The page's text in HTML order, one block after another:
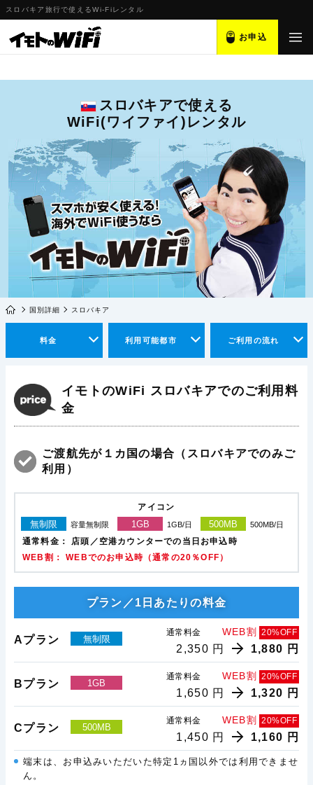
スロバキア旅行で使えるWi-Fiレンタル
お申込
スロバキアで使える
WiFi(ワイファイ)レンタル
国別詳細 スロバキア
料金 利用可能都市 ご利用の流れ
イモトのWiFi スロバキアでのご利用料
金
ご渡航先が１カ国の場合（スロバキアでのみご
利用）
アイコン
無制限 容量無制限 1GB 1GB/日 500MB 500MB/日
通常料金：
店頭／空港カウンターでの当日お申込時
WEB割： WEBでのお申込時（通常の20％OFF）
プラン／1日あたりの料金
Aプラン 無制限
通常料金 WEB割 20%OFF
2,350 円 1,880 円
Bプラン 1GB
通常料金 WEB割 20%OFF
1,650 円 1,320 円
Cプラン 500MB
通常料金 WEB割 20%OFF
1,450 円 1,160 円
端末は、お申込みいただいた特定1ヵ国以外では利用できませ
ん。